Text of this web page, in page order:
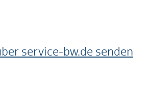
service-bw.de senden